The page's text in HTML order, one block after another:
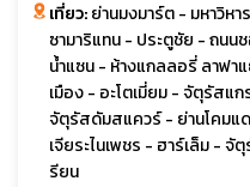
เที่ยว:ย่านมงมาร์ต - มหาวิห
ซามาริแทน - ประตูชัย - ถนน
น้ำแซน - ห้างแกลลอรี่ ลาฟา
เมือง - อะโตเมี่ยม - จัตุรัสแ
จัตุรัสดัมสแควร์ - ย่านโคมแ
เจียระไนเพชร - ฮาร์เล็ม -
รียน